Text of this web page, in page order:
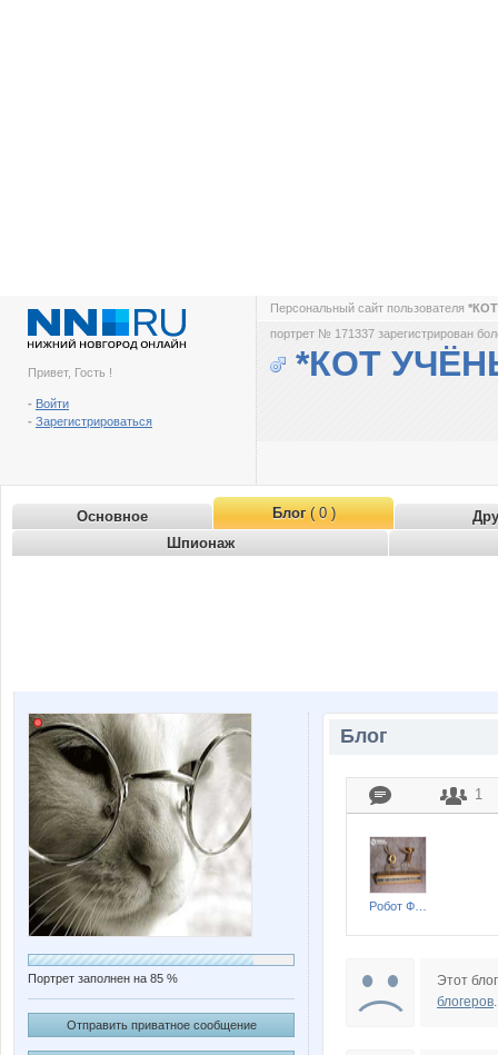
Привет, Гость !
- Войти
- Зарегистрироваться
Персональный сайт пользователя
портрет № 171337 зарегистрирован
*КОТ
Основное Блог( 0 )
Шпионаж
Портрет заполнен на 85 %
Отправить приватное сообщение
Блог
1
Этот
блогеров.